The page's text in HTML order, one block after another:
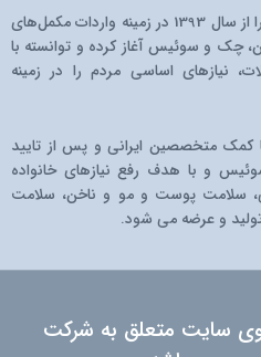
a
r
a
t
شرکت نیکان فارمد مهر فعالیت خود را از سال 1393 در زمینه واردات مکمل‌های
چک و سوئیس آغاز کرده و توانسته با
نیازهای اساسی مردم را در زمینه
کمک متخصصین ایرانی و پس از تایید
و با هدف رفع نیازهای خانواده
سلامت پوست و مو و ناخن، سلامت
و عرضه می شود.
سایت متعلق به شرکت